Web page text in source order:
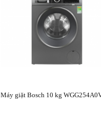
Máy giặt Bosch 10 kg